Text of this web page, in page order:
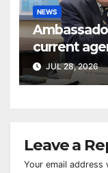
NEWS
current
relations at
Council
JUL 28, 2026
Leave a
Your email address